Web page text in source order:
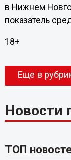
в Нижнем
показатель
18+
Еще в
Новости
ТОП